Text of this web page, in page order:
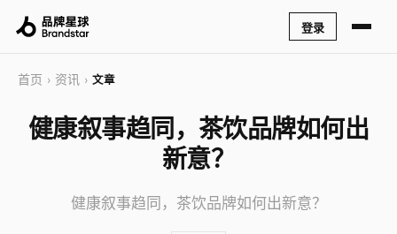
登录
首页 › 资讯 › 文章
健康叙事趋同，茶饮品牌如何出
新意？
健康叙事趋同，茶饮品牌如何出新意？